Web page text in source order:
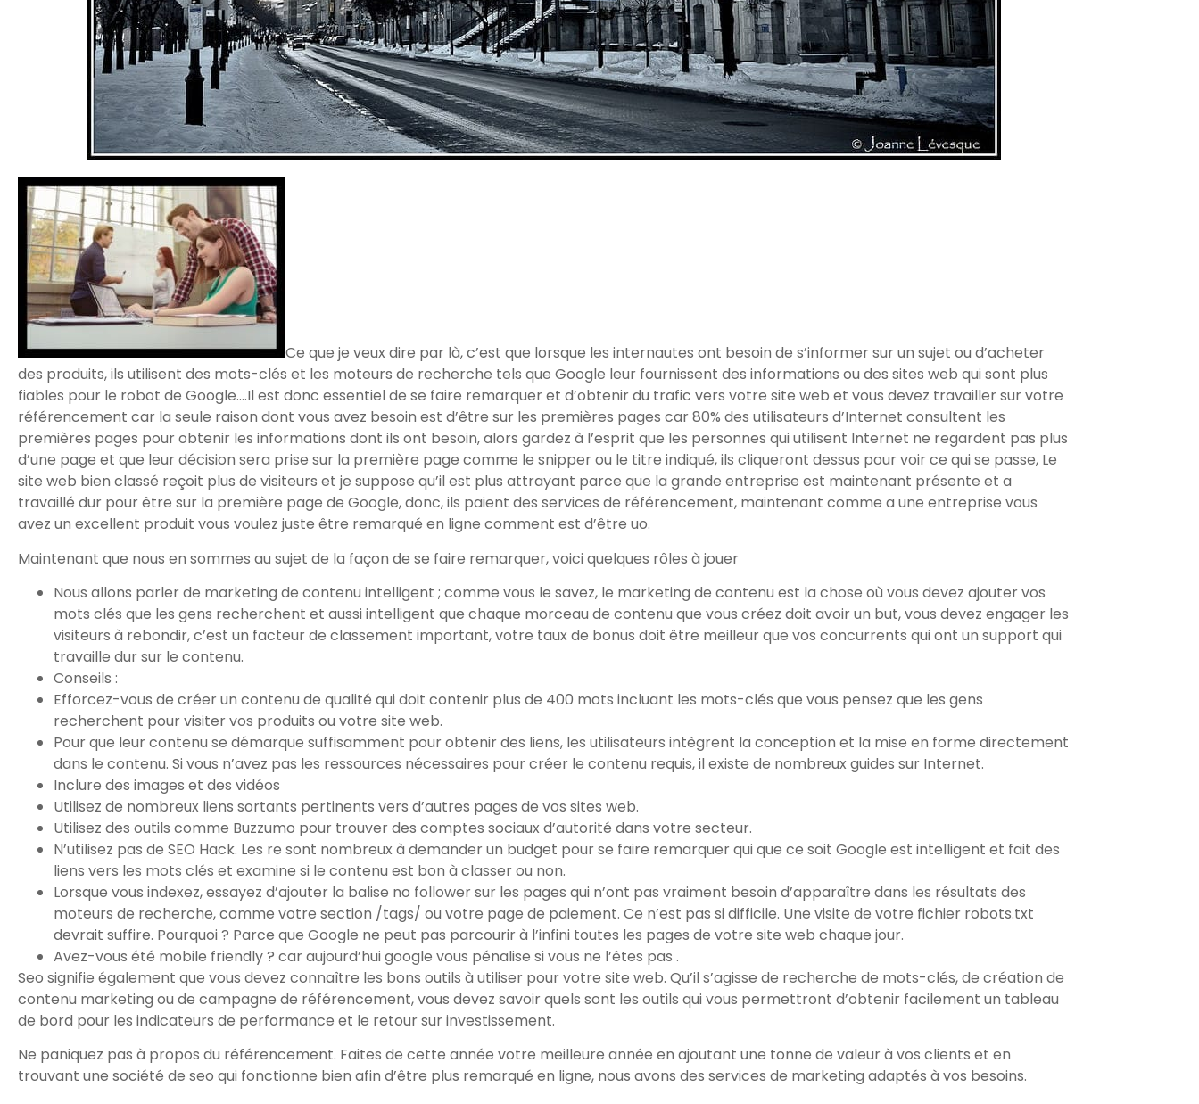
Ce que je veux dire par là, c’est que lorsque les internautes ont besoin de s’informer sur un sujet ou d’acheter
des produits, ils utilisent des mots-clés et les moteurs de recherche tels que Google leur fournissent des informations ou des sites web qui sont plus
fiables pour le robot de Google….Il est donc essentiel de se faire remarquer et d’obtenir du trafic vers votre site web et vous devez travailler sur votre
référencement car la seule raison dont vous avez besoin est d’être sur les premières pages car 80% des utilisateurs d’Internet consultent les
premières pages pour obtenir les informations dont ils ont besoin, alors gardez à l’esprit que les personnes qui utilisent Internet ne regardent pas plus
d’une page et que leur décision sera prise sur la première page comme le snipper ou le titre indiqué, ils cliqueront dessus pour voir ce qui se passe, Le
site web bien classé reçoit plus de visiteurs et je suppose qu’il est plus attrayant parce que la grande entreprise est maintenant présente et a
travaillé dur pour être sur la première page de Google, donc, ils paient des services de référencement, maintenant comme a une entreprise vous
avez un excellent produit vous voulez juste être remarqué en ligne comment est d’être uo.
Maintenant que nous en sommes au sujet de la façon de se faire remarquer, voici quelques rôles à jouer
Nous allons parler de marketing de contenu intelligent ; comme vous le savez, le marketing de contenu est la chose où vous devez ajouter vos
mots clés que les gens recherchent et aussi intelligent que chaque morceau de contenu que vous créez doit avoir un but, vous devez engager les
visiteurs à rebondir, c’est un facteur de classement important, votre taux de bonus doit être meilleur que vos concurrents qui ont un support qui
travaille dur sur le contenu.
Conseils :
Efforcez-vous de créer un contenu de qualité qui doit contenir plus de 400 mots incluant les mots-clés que vous pensez que les gens
recherchent pour visiter vos produits ou votre site web.
Pour que leur contenu se démarque suffisamment pour obtenir des liens, les utilisateurs intègrent la conception et la mise en forme directement
dans le contenu. Si vous n’avez pas les ressources nécessaires pour créer le contenu requis, il existe de nombreux guides sur Internet.
Inclure des images et des vidéos
Utilisez de nombreux liens sortants pertinents vers d’autres pages de vos sites web.
Utilisez des outils comme Buzzumo pour trouver des comptes sociaux d’autorité dans votre secteur.
N’utilisez pas de SEO Hack. Les re sont nombreux à demander un budget pour se faire remarquer qui que ce soit Google est intelligent et fait des
liens vers les mots clés et examine si le contenu est bon à classer ou non.
Lorsque vous indexez, essayez d’ajouter la balise no follower sur les pages qui n’ont pas vraiment besoin d’apparaître dans les résultats des
moteurs de recherche, comme votre section /tags/ ou votre page de paiement. Ce n’est pas si difficile. Une visite de votre fichier robots.txt
devrait suffire. Pourquoi ? Parce que Google ne peut pas parcourir à l’infini toutes les pages de votre site web chaque jour.
Avez-vous été mobile friendly ? car aujourd’hui google vous pénalise si vous ne l’êtes pas .
Seo signifie également que vous devez connaître les bons outils à utiliser pour votre site web. Qu’il s’agisse de recherche de mots-clés, de création de
contenu marketing ou de campagne de référencement, vous devez savoir quels sont les outils qui vous permettront d’obtenir facilement un tableau
de bord pour les indicateurs de performance et le retour sur investissement.
Ne paniquez pas à propos du référencement. Faites de cette année votre meilleure année en ajoutant une tonne de valeur à vos clients et en
trouvant une société de seo qui fonctionne bien afin d’être plus remarqué en ligne, nous avons des services de marketing adaptés à vos besoins.